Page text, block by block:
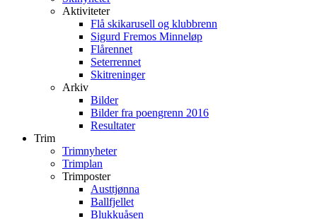
Aktiviteter
Flå skikarusell og klubbrenn
Sigurd Fremos Minneløp
Flårennet
Seterrennet
Skitreninger
Arkiv
Bilder
Bilder fra poengrenn 2016
Resultater
Trim
Trimnyheter
Trimplan
Trimposter
Austtjønna
Ballfjellet
Blukkuåsen